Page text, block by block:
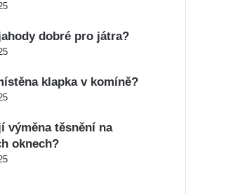
dobré pro játra?
klapka v komíně?
výměna těsnění na
oknech?